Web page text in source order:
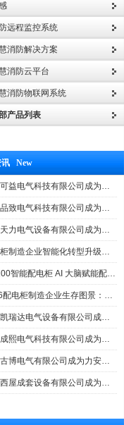
远程监控系统
消防解决方案
消防云平台
消防物联网系统
产品列表
讯 New
可欣可益电气科技有限公司成为力安电易云战略合作伙伴，共创智能配电新未来
河北品致电气科技有限公司成为力安电易云战略合作伙伴，共创智能配电新未来
河南天力电气设备有限公司成为力安电易云战略合作伙伴，共创智能配电新未来
配电柜制造企业智能化转型升级研讨会在力安成功举办
GD100智能配电柜 AI 大脑赋能配电柜制造企业高压一键顺控！
2026配电柜制造企业生存图景：市场、政策与智能化转型路径
甘肃凯瑞达电气设备有限公司成为电易云战略合作伙伴，共创智能配电新未来
云南成熙电气科技有限公司成为力安电易云战略合作伙伴，共创智能配电新未来
河南古博电气有限公司成为力安电易云战略合作伙伴，共创智能配电新未来！
河南西屋成套设备有限公司成为力安电易云战略合作伙伴，共创智能配电新未来